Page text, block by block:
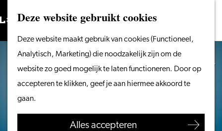
Deze website gebruikt cookies
Deze website maakt gebruik van cookies (Functioneel,
Analytisch, Marketing) die noodzakelijk zijn om de
website zo goed mogelijk te laten functioneren. Door op
accepteren te klikken, geef je aan hiermee akkoord te
gaan.
Alles accepteren
Ga
naar
homepage
Menu
ZoekenVanaf het water
wandelen
Winkelen
Eten & drinken
Met kinderen
Zoeken